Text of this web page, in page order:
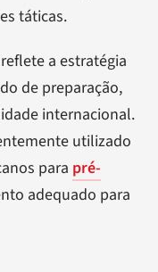
táticas.
a estratégia
de preparação,
internacional.
utilizado
para pré-
adequado para